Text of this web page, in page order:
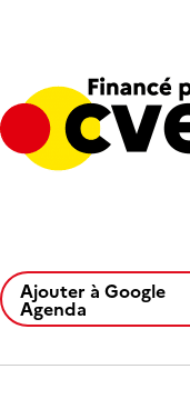
Ajouter à Google
Agenda